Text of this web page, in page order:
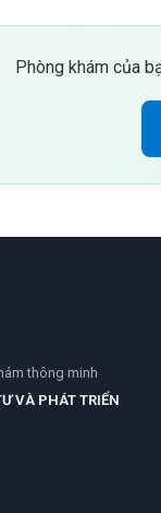
Phòng khám của
thông minh
VÀ PHÁT TRIỂN